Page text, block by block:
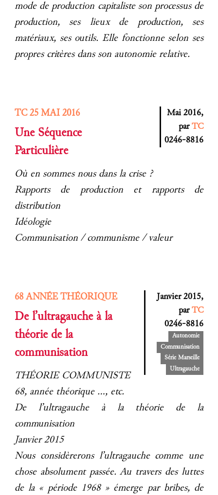
mode de production capitaliste son processus de
production, ses lieux de production, ses
matériaux, ses outils. Elle fonctionne selon ses
propres critères dans son autonomie relative.
Mai 2016,
parTC
0246-8816
TC 25 MAI 2016
Une Séquence
Particulière
Où en sommes nous dans la crise ?
Rapports de production et rapports de
distribution
Idéologie
Communisation / communisme / valeur
Janvier 2015,
parTC
0246-8816
Autonomie
Communisation
Série Marseille
Ultragauche
68 ANNÉE THÉORIQUE
De l’ultragauche à la
théorie de la
communisation
THÉORIE COMMUNISTE
68, année théorique …, etc.
De l’ultragauche à la théorie de la
communisation
Janvier 2015
Nous considèrerons l’ultragauche comme une
chose absolument passée. Au travers des luttes
de la « période 1968 » émerge par bribes, de